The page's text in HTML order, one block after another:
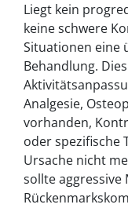
Liegt kein
keine schwere
Situationen eine
Behandlung.
Analgesie,
vorhanden,
oder spezifische
Ursache nicht
sollte aggressive